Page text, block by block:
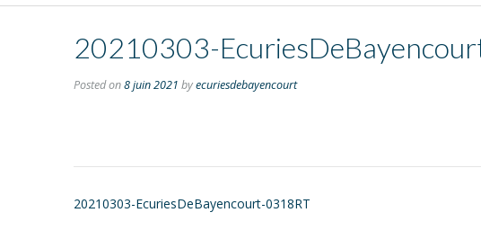
20210303-
Posted on8 juin 2021 byecuriesdebayencourt
Post
20210303-EcuriesDeBayencourt-0318RT